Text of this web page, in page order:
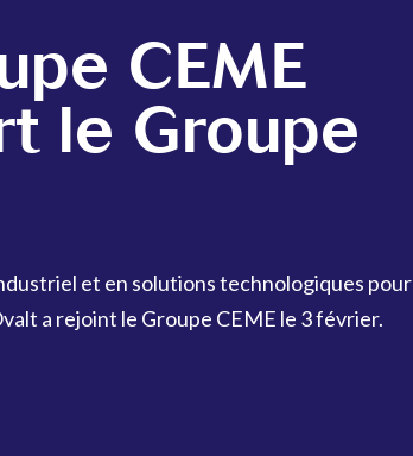
CEME
le Groupe
et en solutions technologiques pour
a rejoint le Groupe CEME le 3 février.